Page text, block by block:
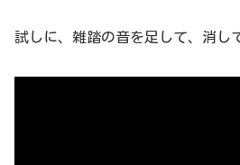
試しに、雑踏の音を足して、消し